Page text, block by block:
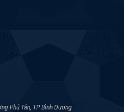
Phú Tân, TP Bình Dương